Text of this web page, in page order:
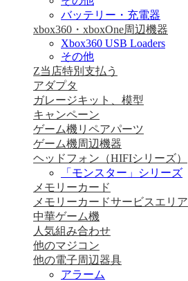
バッテリー・充電器
xbox360・xboxOne周辺機器
Xbox360 USB Loaders
その他
Z当店特別支払う
アダプタ
ガレージキット、模型
キャンペーン
ゲーム機リペアパーツ
ゲーム機周辺機器
ヘッドフォン（HIFIシリーズ）
「モンスター」シリーズ
メモリーカード
メモリーカードサービスエリア
中華ゲーム機
人気組み合わせ
他のマジコン
他の電子周辺器具
アラーム